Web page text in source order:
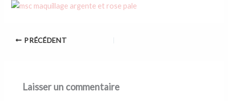
PRÉCÉDENT
Laisser un commentaire